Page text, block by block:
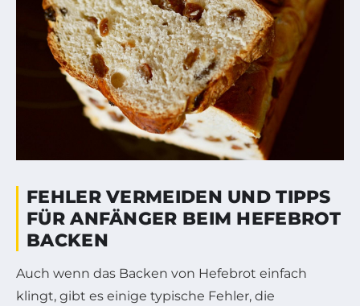
FEHLER VERMEIDEN UND TIPPS
FÜR ANFÄNGER BEIM HEFEBROT
BACKEN
Auch wenn das Backen von Hefebrot einfach
klingt, gibt es einige typische Fehler, die